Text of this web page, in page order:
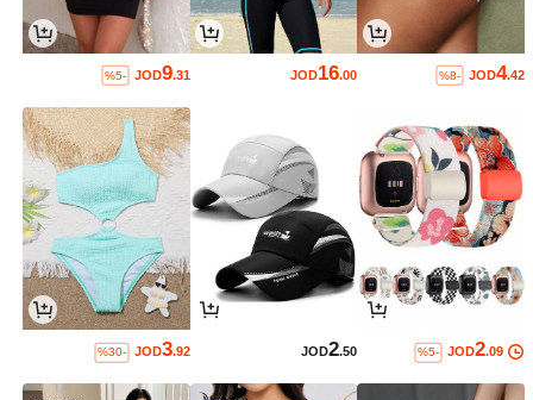
JOD4.42
%8-
JOD16.00
JOD9.31
%5-
JOD2.09
%5-
JOD2.50
JOD3.92
%30-